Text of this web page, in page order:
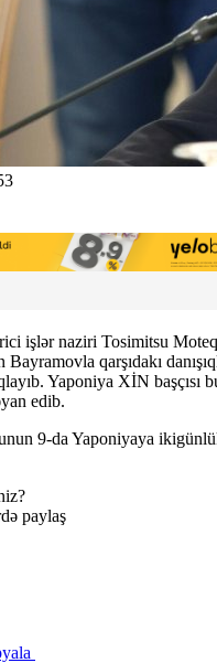
işlər naziri Tosimitsu
qarşıdakı
Yaponiya XİN başçısı
edib.
9-da Yaponiyaya
paylaş